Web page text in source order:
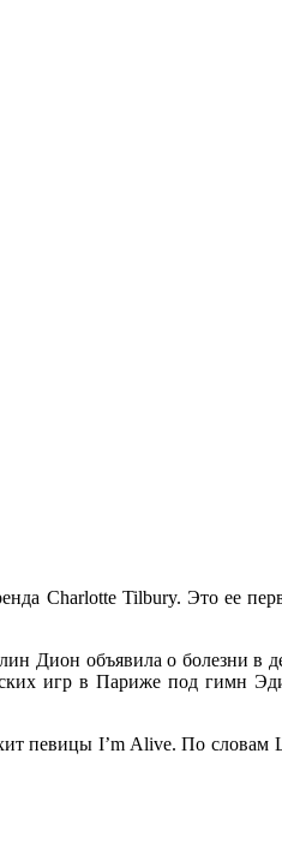
Charlotte Tilbury. Это ее
Дион объявила о болезни в
игр в Париже под гимн
певицы I’m Alive. По